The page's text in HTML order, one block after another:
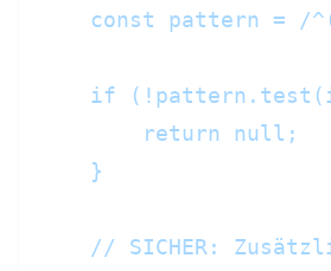
const pattern = /
if
        return null;
    }
// SICHER: